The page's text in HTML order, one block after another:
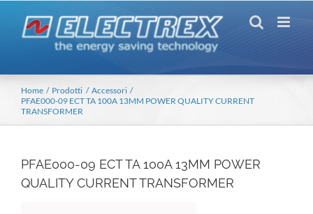
contenuto
Home Prodotti
Accessori
PFAE000-09 ECT TA 100A 13MM POWER QUALITY CURRENT
TRANSFORMER
PFAE000-09 ECT TA 100A 13MM POWER
QUALITY CURRENT TRANSFORMER